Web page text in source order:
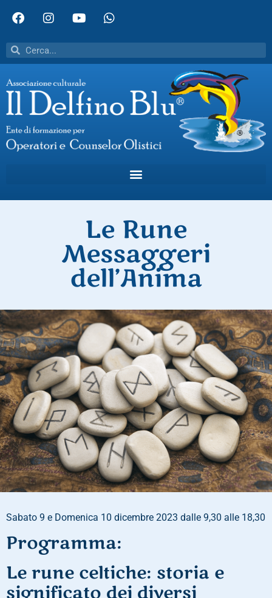
Le Rune
Messaggeri
dell’Anima
Sabato 9 e Domenica 10 dicembre 2023 dalle 9,30 alle 18,30
Programma:
Le rune celtiche: storia e
significato dei diversi